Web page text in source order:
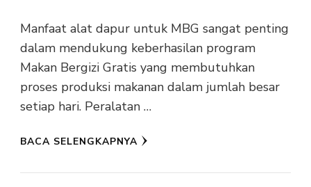
Manfaat alat dapur untuk MBG sangat penting
dalam mendukung keberhasilan program
Makan Bergizi Gratis yang membutuhkan
proses produksi makanan dalam jumlah besar
setiap hari. Peralatan …
BACA SELENGKAPNYA